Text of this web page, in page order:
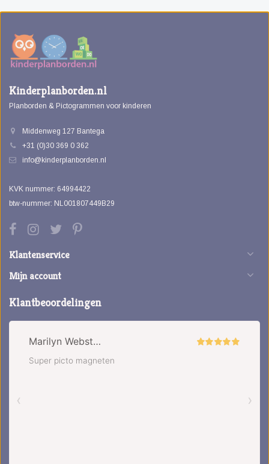
Kinderplanborden.nl
Planborden & Pictogrammen voor kinderen
Middenweg 127 Bantega
+31 (0)30 369 0 362
info@kinderplanborden.nl
KVK nummer: 64994422
btw-nummer: NL001807449B29
Klantenservice
Mijn account
Klantbeoordelingen